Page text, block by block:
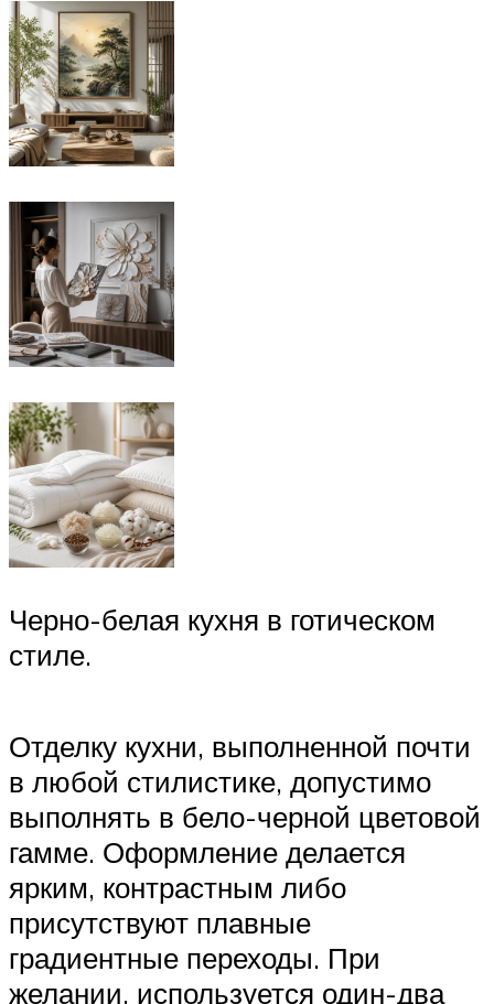
Черно-белая кухня в готическом
стиле.
Отделку кухни, выполненной почти
в любой стилистике, допустимо
выполнять в бело-черной цветовой
гамме. Оформление делается
ярким, контрастным либо
присутствуют плавные
градиентные переходы. При
желании, используется один-два